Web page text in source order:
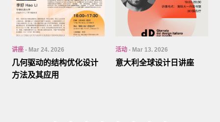
讲座- Mar 24. 2026
几何驱动的结构优化设计
方法及其应用
活动- Mar 13. 2026
意大利全球设计日讲座